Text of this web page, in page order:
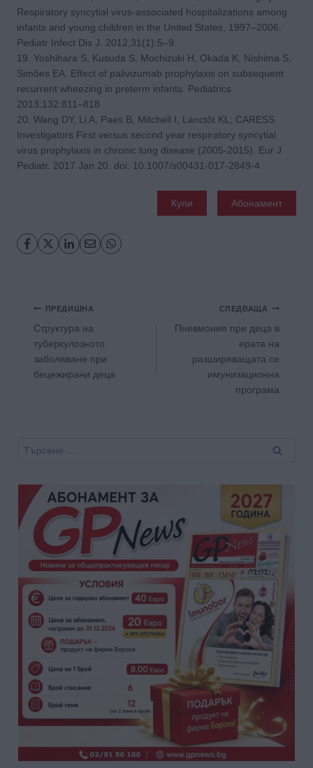
Respiratory syncytial virus-associated hospitalizations among
infants and young children in the United States, 1997–2006.
Pediatr Infect Dis J. 2012;31(1):5–9.
19. Yoshihara S, Kusuda S, Mochizuki H, Okada K, Nishima S,
Simões EA. Effect of palivizumab prophylaxis on subsequent
recurrent wheezing in preterm infants. Pediatrics
2013;132:811–818
20. Wang DY, Li A, Paes B, Mitchell I, Lanctôt KL; CARESS
Investigators First versus second year respiratory syncytial
virus prophylaxis in chronic lung disease (2005-2015). Eur J
Pediatr. 2017 Jan 20. doi: 10.1007/s00431-017-2849-4
Купи Абонамент
Навигация
ПРЕДИШНА
Структура на
туберкулозното
заболяване при
бецежирани деца
СЛЕДВАЩА
Пневмония при деца в
ерата на
разширяващата се
имунизационна
програма
Търсене